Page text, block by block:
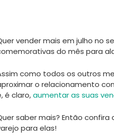
vender mais em julho no
do mês para
como todos os outros
o relacionamento
é claro,aumentar as suas
saber mais? Então
para elas!